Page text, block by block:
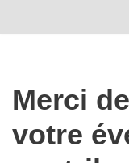
Merci
votre